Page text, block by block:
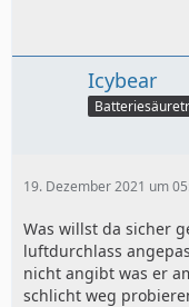
Icybear
19. Dezember 2021 um
Was willst da sicher
luftdurchlass
nicht angibt was er
schlicht weg